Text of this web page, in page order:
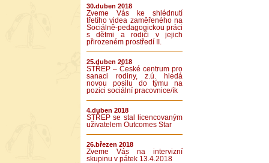
30.duben 2018
Zveme Vás ke shlédnutí
třetího videa zaměřeného na
Sociálně-pedagogickou práci
s dětmi a rodiči v jejich
přirozeném prostředí II.
25.duben 2018
STŘEP – České centrum pro
sanaci rodiny, z.ú. hledá
novou posilu do týmu na
pozici sociální pracovnice/ík
4.duben 2018
STŘEP se stal licencovaným
uživatelem Outcomes Star
26.březen 2018
Zveme Vás na intervizní
skupinu v pátek 13.4.2018